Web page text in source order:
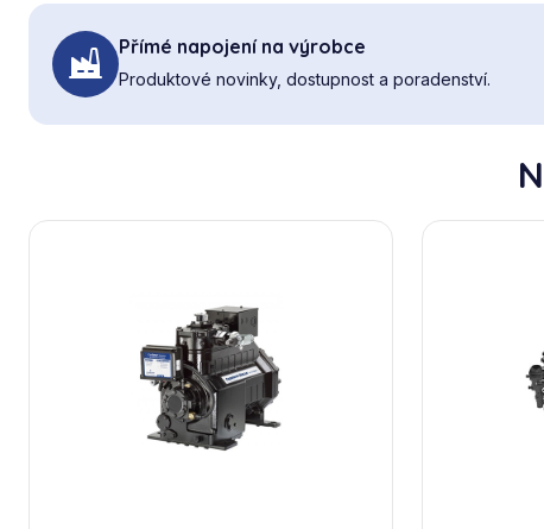
Přímé napojení na výrobce
Produktové novinky, dostupnost a poradenství.